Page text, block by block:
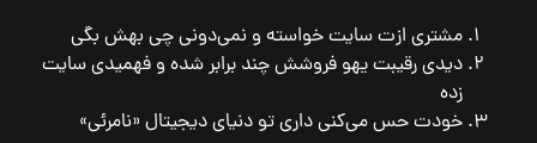
مشتری ازت سایت خواسته و نمی‌دونی چی بهش بگی
دیدی رقیبت یهو فروشش چند برابر شده و فهمیدی سایت
زده
خودت حس می‌کنی داری تو دنیای دیجیتال «نامرئی»